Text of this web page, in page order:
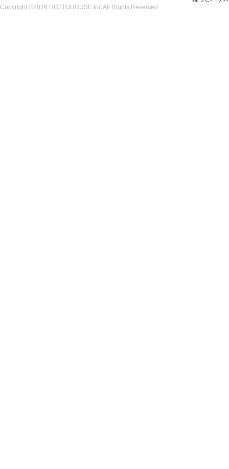
Copyright ©2026 HOTTOHOUSE,Inc All Rights Reserved.